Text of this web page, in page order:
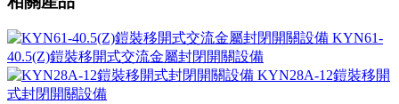
KYN61-
40.5(Z)鎧裝移開式交流金屬封閉開關設備
KYN28A-12鎧裝移開
式封閉開關設備